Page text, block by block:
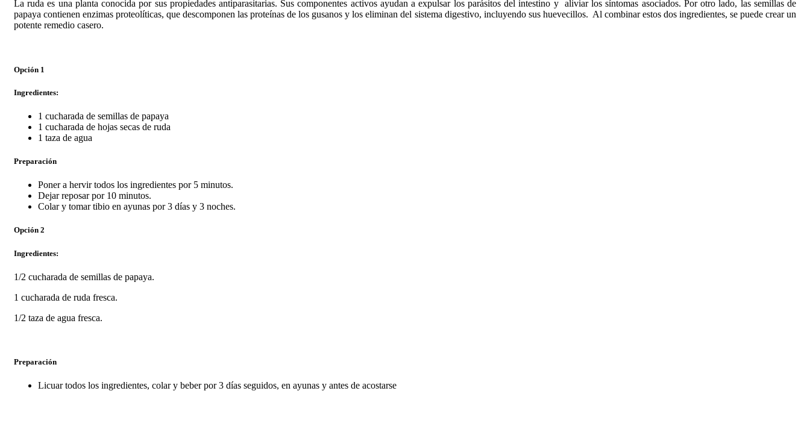
La ruda es una planta conocida por sus propiedades antiparasitarias. Sus componentes activos ayudan a expulsar los parásitos del intestino y aliviar los síntomas asociados. Por otro lado, las semillas de
papaya contienen enzimas proteolíticas, que descomponen las proteínas de los gusanos y los eliminan del sistema digestivo, incluyendo sus huevecillos. Al combinar estos dos ingredientes, se puede crear un
potente remedio casero.
Opción 1
Ingredientes:
1 cucharada de semillas de papaya
1 cucharada de hojas secas de ruda
1 taza de agua
Preparación
Poner a hervir todos los ingredientes por 5 minutos.
Dejar reposar por 10 minutos.
Colar y tomar tibio en ayunas por 3 días y 3 noches.
Opción 2
Ingredientes:
1/2 cucharada de semillas de papaya.
1 cucharada de ruda fresca.
1/2 taza de agua fresca.
Preparación
Licuar todos los ingredientes, colar y beber por 3 días seguidos, en ayunas y antes de acostarse